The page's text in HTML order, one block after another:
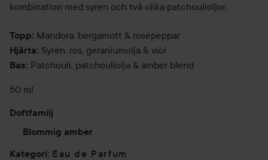
kombination med syren och två olika patchoulioljor.
Topp: Mandora, bergamott & rosépeppar
Hjärta: Syrén, ros, geraniumolja & viol
Bas: Patchouli, patchouliolja & amber blend
50 ml
Doftfamilj
Blommig amber
Kategori: Eau de Parfum